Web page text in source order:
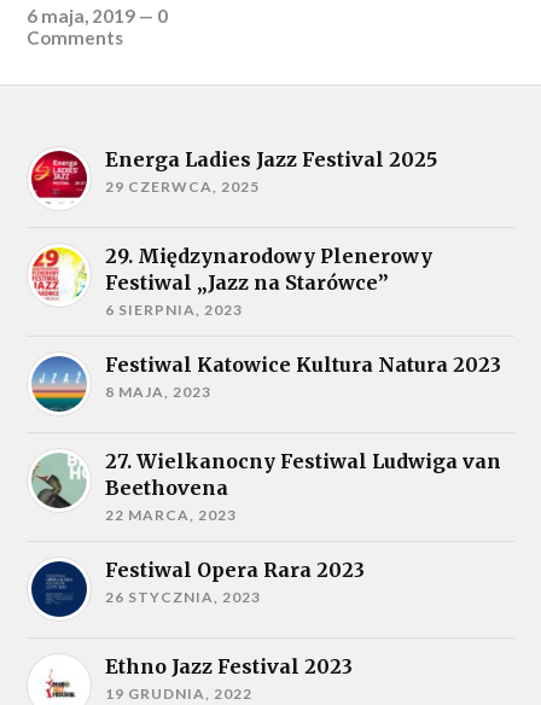
6 maja, 2019 — 0
Comments
Energa Ladies Jazz Festival 2025
29 CZERWCA, 2025
29. Międzynarodowy Plenerowy
Festiwal „Jazz na Starówce”
6 SIERPNIA, 2023
Festiwal Katowice Kultura Natura 2023
8 MAJA, 2023
27. Wielkanocny Festiwal Ludwiga van
Beethovena
22 MARCA, 2023
Festiwal Opera Rara 2023
26 STYCZNIA, 2023
Ethno Jazz Festival 2023
19 GRUDNIA, 2022